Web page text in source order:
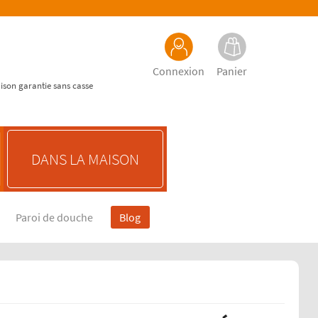
Connexion Panier
garantie sans casse
DANS LA MAISON
Paroi de douche Blog